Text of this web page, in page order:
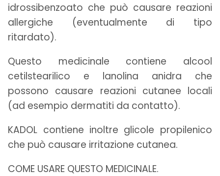
idrossibenzoato che può causare reazioni
allergiche (eventualmente di tipo
ritardato).
Questo medicinale contiene alcool
cetilstearilico e lanolina anidra che
possono causare reazioni cutanee locali
(ad esempio dermatiti da contatto).
KADOL contiene inoltre glicole propilenico
che può causare irritazione cutanea.
COME USARE QUESTO MEDICINALE.